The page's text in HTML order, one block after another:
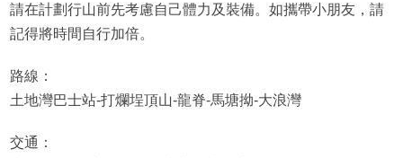
請在計劃行山前先考慮自己體力及裝備。如攜帶小朋友，請
記得將時間自行加倍。
路線：
土地灣巴士站-打爛埕頂山-龍脊-馬塘拗-大浪灣
交通：